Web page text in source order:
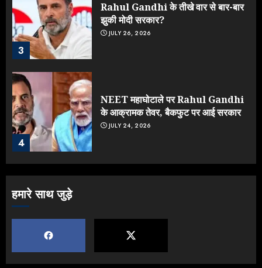
3
Rahul Gandhi के तीखे वार से बार-बार
झुकी मोदी सरकार?
JULY 26, 2026
4
NEET महाघोटाले पर Rahul Gandhi
के आक्रामक तेवर, बैकफुट पर आई सरकार
JULY 24, 2026
हमारे साथ जुड़े